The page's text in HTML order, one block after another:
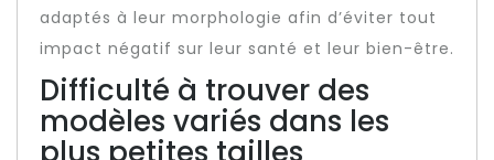
adaptés à leur morphologie afin d’éviter tout
impact négatif sur leur santé et leur bien-être.
Difficulté à trouver des
modèles variés dans les